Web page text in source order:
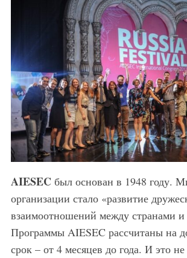
AIESEC был основан в 1948 году.
организации стало «развитие
взаимоотношений между странами и
Программы AIESEC рассчитаны на
срок – от 4 месяцев до года. И это